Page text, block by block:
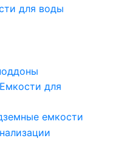
для воды
Емкости для
емкости